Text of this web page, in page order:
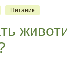
Питание